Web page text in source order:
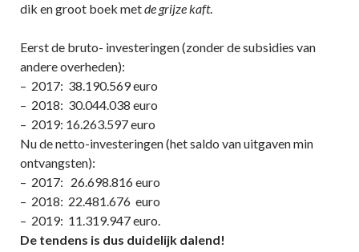
dik en groot boek metde grijze kaft.
Eerst de bruto- investeringen (zonder de subsidies van
andere overheden):
– 2017: 38.190.569 euro
– 2018: 30.044.038 euro
– 2019: 16.263.597 euro
Nu de netto-investeringen (het saldo van uitgaven min
ontvangsten):
– 2017: 26.698.816 euro
– 2018: 22.481.676 euro
– 2019: 11.319.947 euro.
De tendens is dus duidelijk dalend!